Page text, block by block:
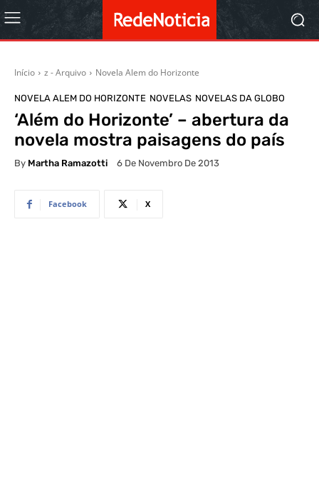
Início z - Arquivo Novela Alem do Horizonte
NOVELA ALEM DO HORIZONTE NOVELAS NOVELAS DA GLOBO
‘Além do Horizonte’ – abertura da
novela mostra paisagens do país
By Martha Ramazotti 6 De Novembro De 2013
Facebook X